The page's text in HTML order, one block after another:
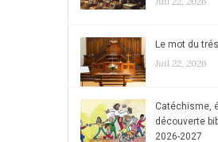
Le mot du
Juil 22, 2026
Catéchisme,
découverte
2026-2027